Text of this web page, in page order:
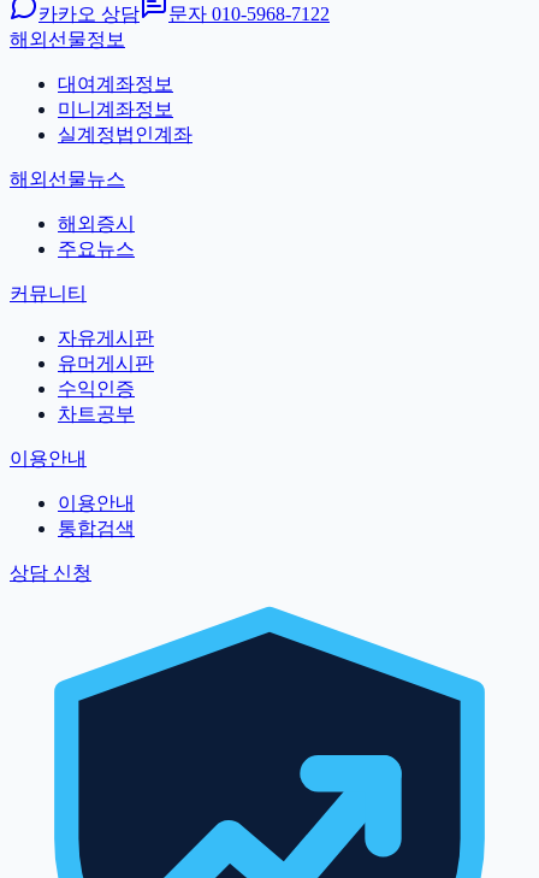
카카오 상담
문자 010-5968-7122
해외선물정보
대여계좌정보
미니계좌정보
실계정법인계좌
해외선물뉴스
해외증시
주요뉴스
커뮤니티
자유게시판
유머게시판
수익인증
차트공부
이용안내
이용안내
통합검색
상담 신청